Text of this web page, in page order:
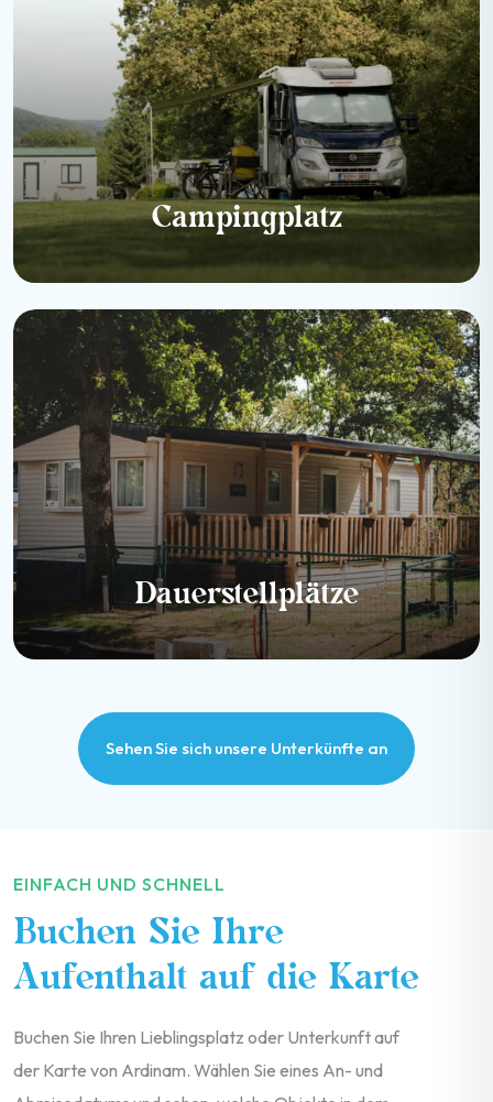
Campingplatz
Dauerstellplätze
Sehen Sie sich unsere Unterkünfte an
EINFACH UND SCHNELL
Buchen Sie Ihre
Aufenthalt auf die Karte
Buchen Sie Ihren Lieblingsplatz oder Unterkunft auf
der Karte von Ardinam. Wählen Sie eines An- und